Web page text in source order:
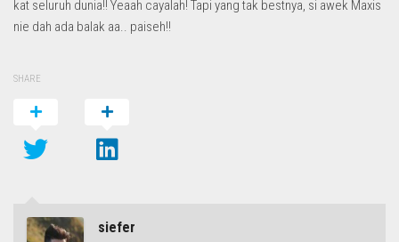
kat seluruh dunia!! Yeaah cayalah! Tapi yang tak bestnya, si awek Maxis
nie dah ada balak aa.. paiseh!!
SHARE
siefer